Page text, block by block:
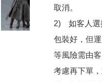
取消。
2)　如客人
包裝好，但
等風險需由
考慮再下單